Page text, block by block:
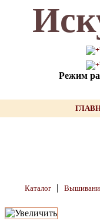
на
Режим
Каталог |